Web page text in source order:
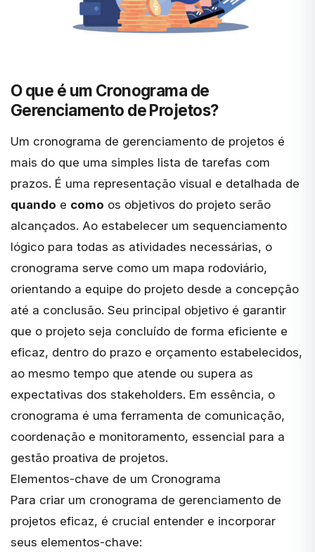
O que é um Cronograma de
Gerenciamento de Projetos?
Um cronograma de gerenciamento de projetos é
mais do que uma simples lista de tarefas com
prazos. É uma representação visual e detalhada de
quando e como os objetivos do projeto serão
alcançados. Ao estabelecer um sequenciamento
lógico para todas as atividades necessárias, o
cronograma serve como um mapa rodoviário,
orientando a equipe do projeto desde a concepção
até a conclusão. Seu principal objetivo é garantir
que o projeto seja concluído de forma eficiente e
eficaz, dentro do prazo e orçamento estabelecidos,
ao mesmo tempo que atende ou supera as
expectativas dos stakeholders. Em essência, o
cronograma é uma ferramenta de comunicação,
coordenação e monitoramento, essencial para a
gestão proativa de projetos.
Elementos-chave de um Cronograma
Para criar um cronograma de gerenciamento de
projetos eficaz, é crucial entender e incorporar
seus elementos-chave: